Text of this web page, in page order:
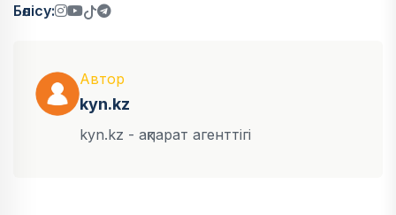
Бөлісу:
Автор
kyn.kz
kyn.kz - ақпарат агенттігі